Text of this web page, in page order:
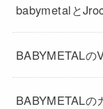
babymetalと
BABYMETALの
BABYMETALの